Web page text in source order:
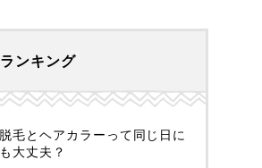
ンキング
毛とヘアカラーって同じ日に
大丈夫？